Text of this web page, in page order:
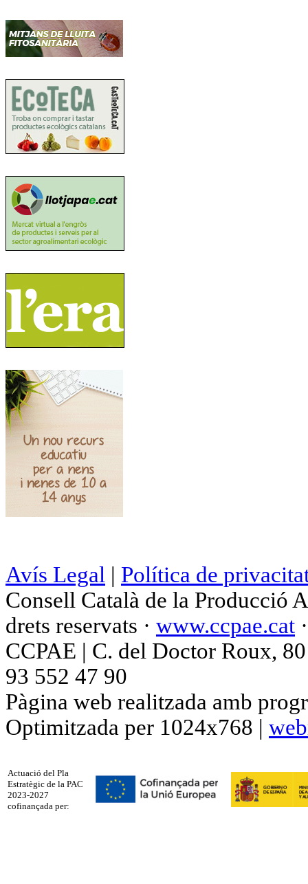
Avís Legal | Política de
Consell Català de la Producció
drets reservats · www.ccpae.cat
CCPAE | C. del Doctor Roux,
93 552 47 90
Pàgina web realitzada amb
Optimitzada per 1024x768 |
Actuació del Pla
Estratègic de la PAC
2023-2027
cofinançada per: